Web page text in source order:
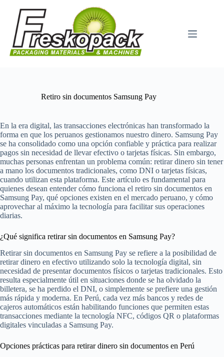
περιεχόμενο
Retiro sin documentos Samsung Pay
En la era digital, las transacciones electrónicas han transformado la
forma en que los peruanos gestionamos nuestro dinero. Samsung Pay
se ha consolidado como una opción confiable y práctica para realizar
pagos sin necesidad de llevar efectivo o tarjetas físicas. Sin embargo,
muchas personas enfrentan un problema común: retirar dinero sin tener
a mano los documentos tradicionales, como DNI o tarjetas físicas,
cuando utilizan esta plataforma. Este artículo es fundamental para
quienes desean entender cómo funciona el retiro sin documentos en
Samsung Pay, qué opciones existen en el mercado peruano, y cómo
aprovechar al máximo la tecnología para facilitar sus operaciones
diarias.
¿Qué significa retirar sin documentos en Samsung Pay?
Retirar sin documentos en Samsung Pay se refiere a la posibilidad de
retirar dinero en efectivo utilizando solo la tecnología digital, sin
necesidad de presentar documentos físicos o tarjetas tradicionales. Esto
resulta especialmente útil en situaciones donde se ha olvidado la
billetera, se ha perdido el DNI, o simplemente se prefiere una gestión
más rápida y moderna. En Perú, cada vez más bancos y redes de
cajeros automáticos están habilitando funciones que permiten estas
transacciones mediante la tecnología NFC, códigos QR o plataformas
digitales vinculadas a Samsung Pay.
Opciones prácticas para retirar dinero sin documentos en Perú